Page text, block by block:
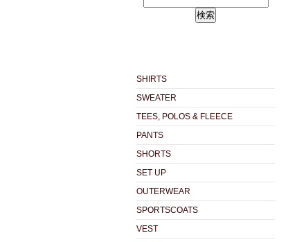
検索
SHIRTS
SWEATER
TEES, POLOS & FLEECE
PANTS
SHORTS
SET UP
OUTERWEAR
SPORTSCOATS
VEST